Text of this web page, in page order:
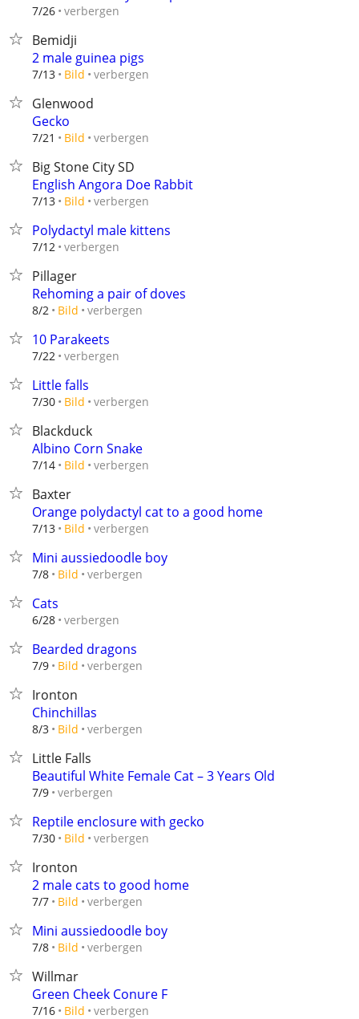
7/26 verbergen
Bemidji
2 male guinea pigs
7/13 Bild verbergen
Glenwood
Gecko
7/21 Bild verbergen
Big Stone City SD
English Angora Doe Rabbit
7/13 Bild verbergen
Polydactyl male kittens
7/12 verbergen
Pillager
Rehoming a pair of doves
8/2 Bild verbergen
10 Parakeets
7/22 verbergen
Little falls
7/30 Bild verbergen
Blackduck
Albino Corn Snake
7/14 Bild verbergen
Baxter
Orange polydactyl cat to a good home
7/13 Bild verbergen
Mini aussiedoodle boy
7/8 Bild verbergen
Cats
6/28 verbergen
Bearded dragons
7/9 Bild verbergen
Ironton
Chinchillas
8/3 Bild verbergen
Little Falls
Beautiful White Female Cat – 3 Years Old
7/9 verbergen
Reptile enclosure with gecko
7/30 Bild verbergen
Ironton
2 male cats to good home
7/7 Bild verbergen
Mini aussiedoodle boy
7/8 Bild verbergen
Willmar
Green Cheek Conure F
7/16 Bild verbergen